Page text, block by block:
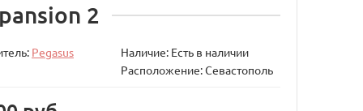
2
Pegasus
Наличие: Есть в наличии
Расположение: Севастополь